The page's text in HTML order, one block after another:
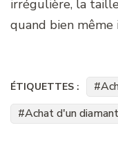
irrégulière, la
quand bien
ÉTIQUETTES :
Achat d'un